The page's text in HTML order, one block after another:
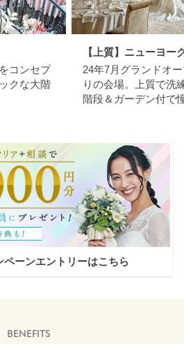
コンセプ
クな大階
【上質】ニューヨー
24年7月グランドオ
りの会場。上質で洗
階段＆ガーデン付で
ペーンエントリーはこちら
BENEFITS